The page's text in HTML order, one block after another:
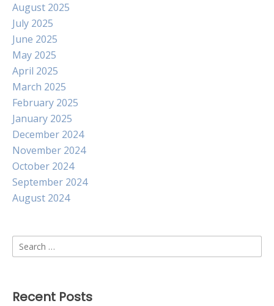
August 2025
July 2025
June 2025
May 2025
April 2025
March 2025
February 2025
January 2025
December 2024
November 2024
October 2024
September 2024
August 2024
Search
for:
Recent Posts